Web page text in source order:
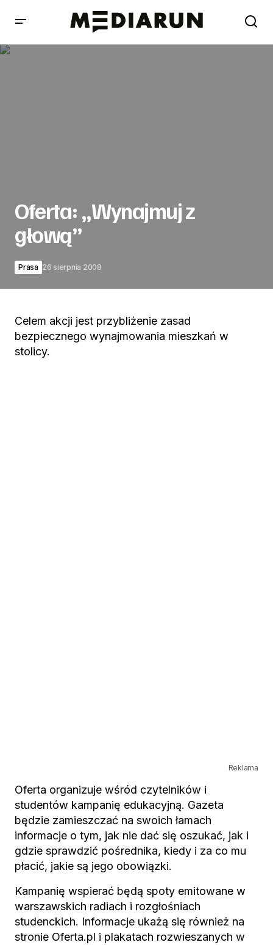
Oferta: „Wynajmuj z
głową”
Prasa 26 sierpnia 2008
Celem akcji jest przybliżenie zasad
bezpiecznego wynajmowania mieszkań w
stolicy.
Reklama
Oferta organizuje wśród czytelników i
studentów kampanię edukacyjną. Gazeta
będzie zamieszczać na swoich łamach
informacje o tym, jak nie dać się oszukać, jak i
gdzie sprawdzić pośrednika, kiedy i za co mu
płacić, jakie są jego obowiązki.
Kampanię wspierać będą spoty emitowane w
warszawskich radiach i rozgłośniach
studenckich. Informacje ukażą się również na
stronie Oferta.pl i plakatach rozwieszanych w